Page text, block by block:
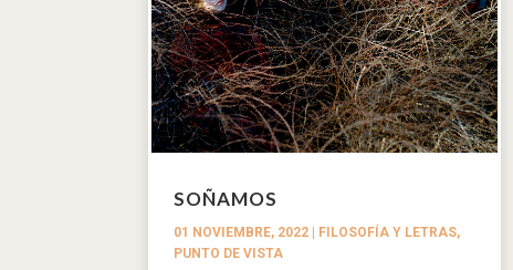
SOÑAMOS
01 NOVIEMBRE, 2022 | FILOSOFÍA Y LETRAS,
PUNTO DE VISTA